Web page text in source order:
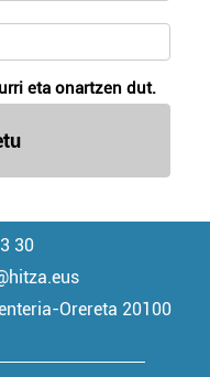
eta onartzen dut.
30
Orereta 20100